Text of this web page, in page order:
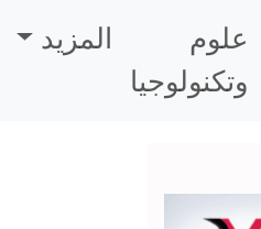
علوم
وتكنولوجيا
المزيد